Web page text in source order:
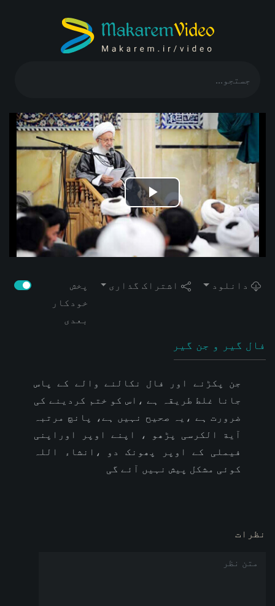
Play
Video
دانلود اشتراک گذاری
پخش
خودکار
بعدی
فال گیر و جن گیر
جن پکڑنے اور فال نکالنے والے کے پاس
جانا غلط طریقہ ہے ،اس کو ختم کردینے کی
ضرورت ہے ،یہ صحیح نہیں ہے، پانچ مرتبہ
آیة الکرسی پڑھو ، اپنے اوپر اوراپنی
فیملی کے اوپر پھونک دو ،انشاء اللہ
کوئی مشکل پیش نہیں آئے گی
نظرات